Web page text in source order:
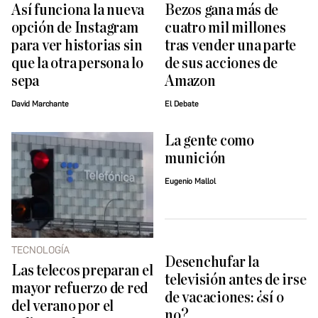
Así funciona la nueva
opción de Instagram
para ver historias sin
que la otra persona lo
sepa
David Marchante
Bezos gana más de
cuatro mil millones
tras vender una parte
de sus acciones de
Amazon
El Debate
TECNOLOGÍA
Las telecos preparan el
mayor refuerzo de red
del verano por el
La gente como
munición
Eugenio Mallol
Desenchufar la
televisión antes de irse
de vacaciones: ¿sí o